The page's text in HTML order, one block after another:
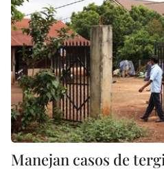
Manejan casos de